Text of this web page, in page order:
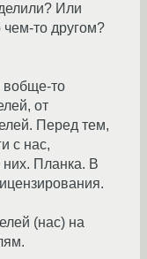
Или
чем-то другом?
вобще-то
от
Перед тем,
с нас,
них. Планка. В
(нас) на